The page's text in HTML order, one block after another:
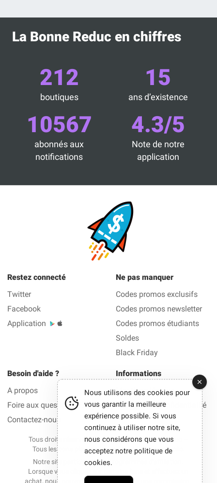
La Bonne Reduc en chiffres
212
boutiques
15
ans d’existence
10567
abonnés aux
notifications
4.3/5
Note de notre
application
Restez connecté
Twitter
Facebook
Application
Ne pas manquer
Codes promos exclusifs
Codes promos newsletter
Codes promos étudiants
Soldes
Black Friday
Besoin d'aide ?
A propos
Foire aux questions (FAQ)
Contactez-nous
Informations
Mentions légales
Politique de confidentialité
Tous droits réservés © 2012-2026 La Bonne Reduc —
Tous les bons plans et les codes réduction en 1 clic.
Notre site participe à des programmes d'affiliation.
Lorsque vous cliquez sur certains liens et effectuez un
achat, nous pouvons parfois percevoir une commission.
Nous utilisons des cookies pour
vous garantir la meilleure
expérience possible. Si vous
continuez à utiliser notre site,
nous considérons que vous
acceptez notre politique de
cookies.